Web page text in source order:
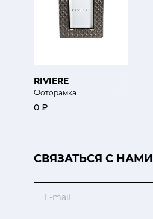
RIVIERE
Фоторамка
0 ₽
CВЯЗАТЬСЯ С НАМИ